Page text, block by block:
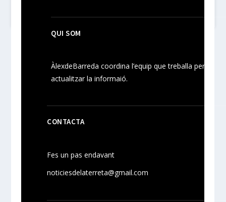
QUI SOM
ÀlexdeBarreda coordina l’equip que treballa per
actualitzar la informaió.
CONTACTA
Fes un pas endavant
noticiesdelaterreta@gmail.com